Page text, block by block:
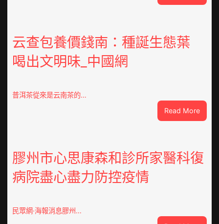
高
家
營
社
動
展
診
云查包養價錢南：種誕生態葉
喝出文明味_中國網
普洱茶從來是云南茶的…
Read More:
云
養
價
生
膠州市心思康森和診所家醫科復
病院盡心盡力防控疫情
民眾網·海報消息膠州…